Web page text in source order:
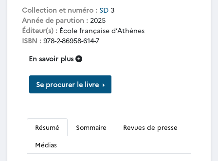
Collection et numéro : SD 3
Année de parution : 2025
Éditeur(s) : École française d’Athènes
ISBN : 978-2-86958-614-7
En savoir plus
Se procurer le livre
Résumé Sommaire
Revues de presse
Médias